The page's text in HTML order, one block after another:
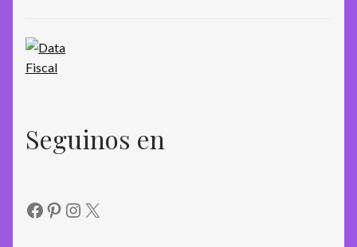
Seguinos en
Facebook
Pinterest
Instagram
X